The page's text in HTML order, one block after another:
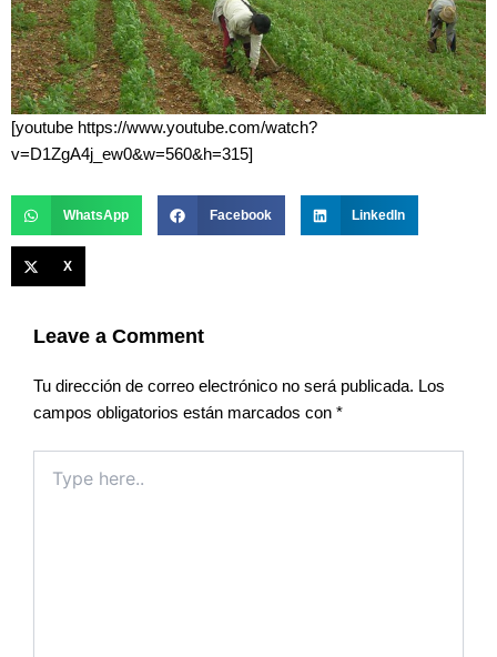
[youtube https://www.youtube.com/watch?
v=D1ZgA4j_ew0&w=560&h=315]
WhatsApp Facebook LinkedIn
X
Leave a Comment
Tu dirección de correo electrónico no será publicada. Los
campos obligatorios están marcados con *
here..